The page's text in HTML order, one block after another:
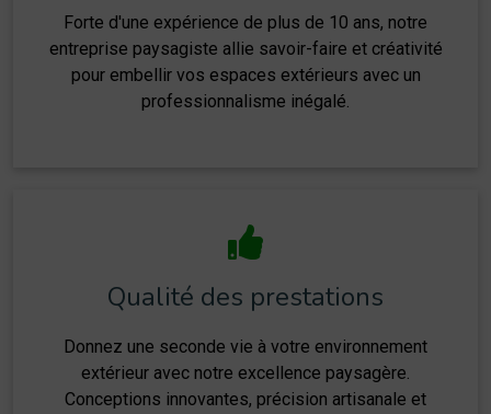
Forte d'une expérience de plus de 10 ans, notre
entreprise paysagiste allie savoir-faire et créativité
pour embellir vos espaces extérieurs avec un
professionnalisme inégalé.
Qualité des prestations
Donnez une seconde vie à votre environnement
extérieur avec notre excellence paysagère.
Conceptions innovantes, précision artisanale et